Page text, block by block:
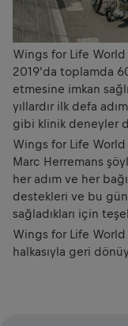
Wings for Life World
2019'da toplamda
etmesine imkan
yıllardır ilk defa
gibi klinik deneyler
Wings for Life World
Marc Herremans
her adım ve her
destekleri ve bu
sağladıkları için
Wings for Life
halkasıyla geri